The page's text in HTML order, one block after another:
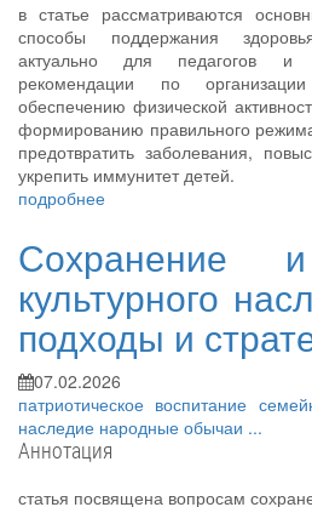
в статье рассматриваются
способы поддержания
актуально для педагогов и
рекомендации по
обеспечению физической
формированию правильного
предотвратить заболевания,
укрепить иммунитет детей.
подробнее
Сохранение
культурного
подходы и
07.02.2026
патриотическое воспитание
наследие народные обычаи ...
Аннотация
статья посвящена вопросам